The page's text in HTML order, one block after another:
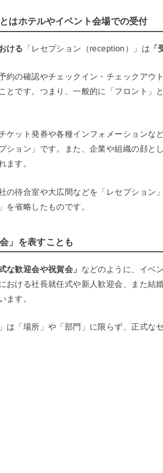
はホテルやイベント会場での受付
ける 「レセプション（reception）」は 「
約の確認やチェックイン・チェックアウ
とです。つまり、一般的に「フロント」
ケット発券や各種インフォメーションな
ション」です。また、企業や組織の顔と
ます。
の待合室や大広間などを「レセプション
を省略したものです。
」を表すことも
な歓迎会や祝賀会」 などのように、イベ
おける社長就任式や新人歓迎会、また結
ます。
は「場所」や「部門」に限らず、正式な